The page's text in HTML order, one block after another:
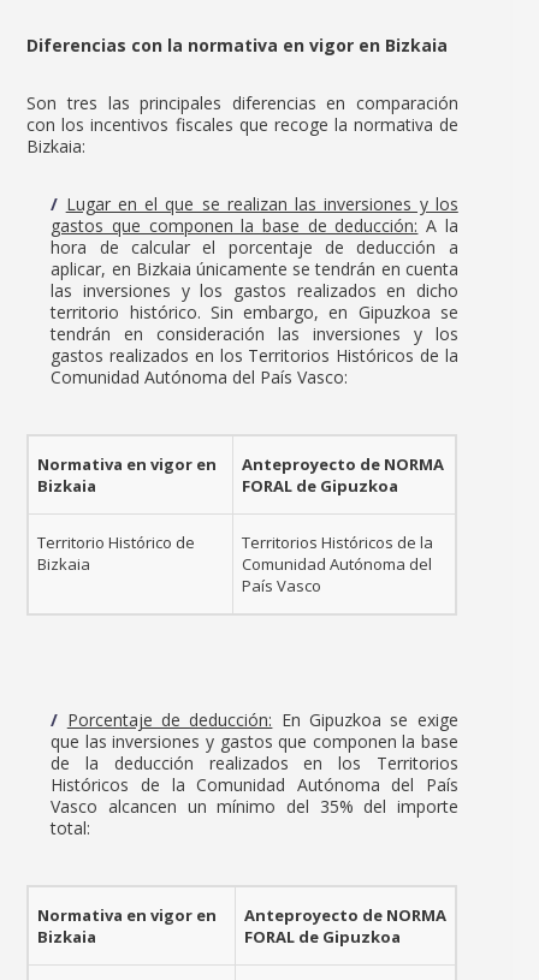
Diferencias con la normativa en vigor en Bizkaia
Son tres las principales diferencias en comparación
con los incentivos fiscales que recoge la normativa de
Bizkaia:
Lugar en el que se realizan las inversiones y los
gastos que componen la base de deducción: A la
hora de calcular el porcentaje de deducción a
aplicar, en Bizkaia únicamente se tendrán en cuenta
las inversiones y los gastos realizados en dicho
territorio histórico. Sin embargo, en Gipuzkoa se
tendrán en consideración las inversiones y los
gastos realizados en los Territorios Históricos de la
Comunidad Autónoma del País Vasco:
Normativa en vigor en
Bizkaia
Anteproyecto de NORMA
FORAL de Gipuzkoa
Territorio Histórico de
Bizkaia
Territorios Históricos de la
Comunidad Autónoma del
País Vasco
Porcentaje de deducción: En Gipuzkoa se exige
que las inversiones y gastos que componen la base
de la deducción realizados en los Territorios
Históricos de la Comunidad Autónoma del País
Vasco alcancen un mínimo del 35% del importe
total:
Normativa en vigor en
Bizkaia
Anteproyecto de NORMA
FORAL de Gipuzkoa